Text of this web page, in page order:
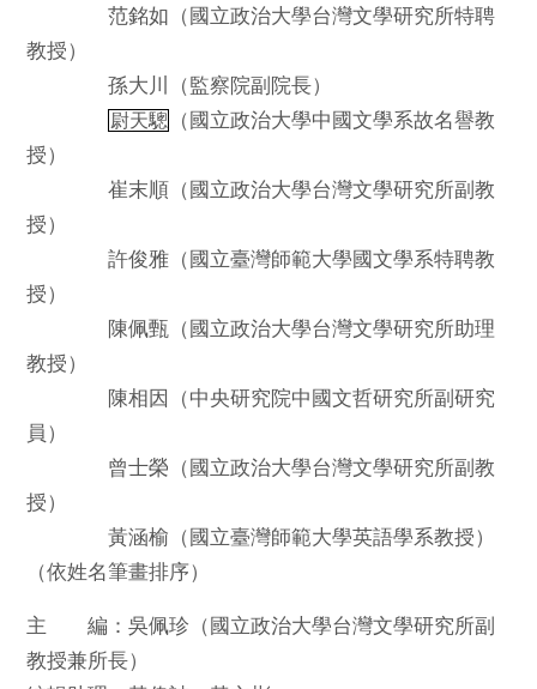
范銘如（國立政治大學台灣文學研究所特聘
教授）
孫大川（監察院副院長）
尉天驄
（國立政治大學中國文學系故名譽教
授）
崔末順（國立政治大學台灣文學研究所副教
授）
許俊雅（國立臺灣師範大學國文學系特聘教
授）
陳佩甄（國立政治大學台灣文學研究所助理
教授）
陳相因（中央研究院中國文哲研究所副研究
員）
曾士榮（國立政治大學台灣文學研究所副教
授）
黃涵榆（國立臺灣師範大學英語學系教授）
（依姓名筆畫排序）
主 編：吳佩珍（國立政治大學台灣文學研究所副
教授兼所長）